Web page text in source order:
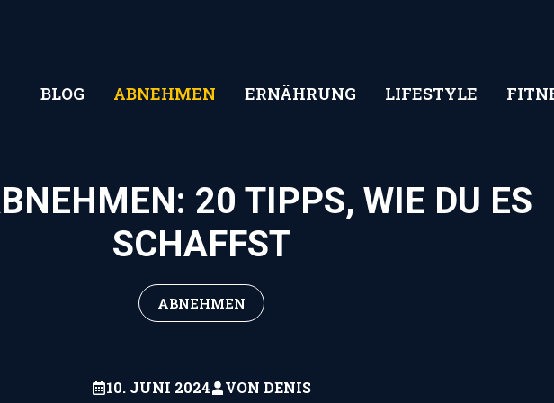
BLOG ABNEHMEN ERNÄHRUNG LIFESTYLE
20 TIPPS, WIE DU ES
SCHAFFST
ABNEHMEN
10. JUNI 2024 VON DENIS